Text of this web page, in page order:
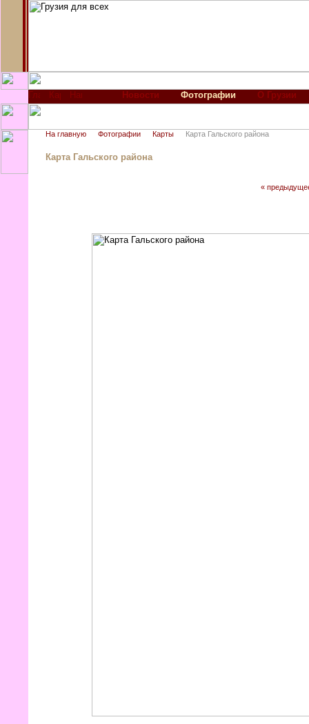
Новости Фотографии О Грузии
На главную Фотографии Карты Карта Гальского района
Карта Гальского района
«